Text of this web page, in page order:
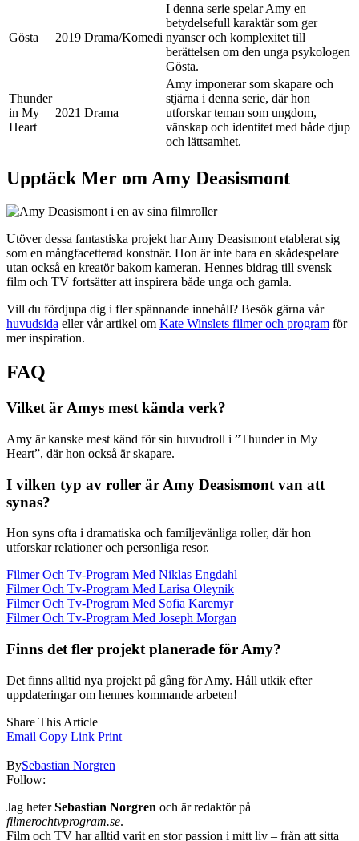
Gösta 2019 Drama/Komedi
I denna serie spelar Amy en
betydelsefull karaktär som ger
nyanser och komplexitet till
berättelsen om den unga psykologen
Gösta.
Thunder
in My
Heart
2021 Drama
Amy imponerar som skapare och
stjärna i denna serie, där hon
utforskar teman som ungdom,
vänskap och identitet med både djup
och lättsamhet.
Upptäck Mer om Amy Deasismont
Utöver dessa fantastiska projekt har Amy Deasismont etablerat sig
som en mångfacetterad konstnär. Hon är inte bara en skådespelare
utan också en kreatör bakom kameran. Hennes bidrag till svensk
film och TV fortsätter att inspirera både unga och gamla.
Vill du fördjupa dig i fler spännande innehåll? Besök gärna vår
huvudsida eller vår artikel om Kate Winslets filmer och program för
mer inspiration.
FAQ
Vilket är Amys mest kända verk?
Amy är kanske mest känd för sin huvudroll i ”Thunder in My
Heart”, där hon också är skapare.
I vilken typ av roller är Amy Deasismont van att
synas?
Hon syns ofta i dramatiska och familjevänliga roller, där hon
utforskar relationer och personliga resor.
Filmer Och Tv-Program Med Niklas Engdahl
Filmer Och Tv-Program Med Larisa Oleynik
Filmer Och Tv-Program Med Sofia Karemyr
Filmer Och Tv-Program Med Joseph Morgan
Finns det fler projekt planerade för Amy?
Det finns alltid nya projekt på gång för Amy. Håll utkik efter
uppdateringar om hennes kommande arbeten!
Share This Article
Email Copy Link Print
BySebastian Norgren
Follow:
Jag heterSebastian Norgren och är redaktör på
filmerochtvprogram.se.
Film och TV har alltid varit en stor passion i mitt liv – från att sitta